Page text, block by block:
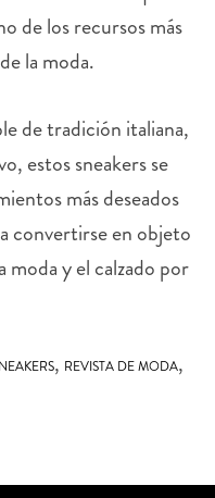
la moda.
de tradición italiana,
estos sneakers se
más deseados
convertirse en objeto
moda y el calzado por